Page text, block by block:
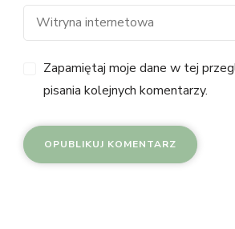
Zapamiętaj moje dane w tej
pisania kolejnych komentarzy.